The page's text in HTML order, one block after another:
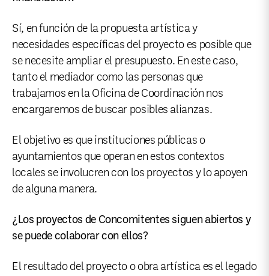
Sí, en función de la propuesta artística y
necesidades específicas del proyecto es posible que
se necesite ampliar el presupuesto. En este caso,
tanto el mediador como las personas que
trabajamos en la Oficina de Coordinación nos
encargaremos de buscar posibles alianzas.
El objetivo es que instituciones públicas o
ayuntamientos que operan en estos contextos
locales se involucren con los proyectos y lo apoyen
de alguna manera.
¿Los proyectos de Concomitentes siguen abiertos y
se puede colaborar con ellos?
El resultado del proyecto o obra artística es el legado